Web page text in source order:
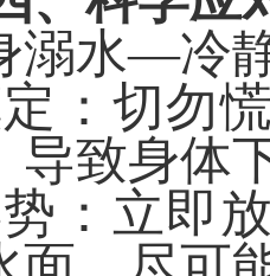
溺水—冷
：切勿
导致身体
：立即